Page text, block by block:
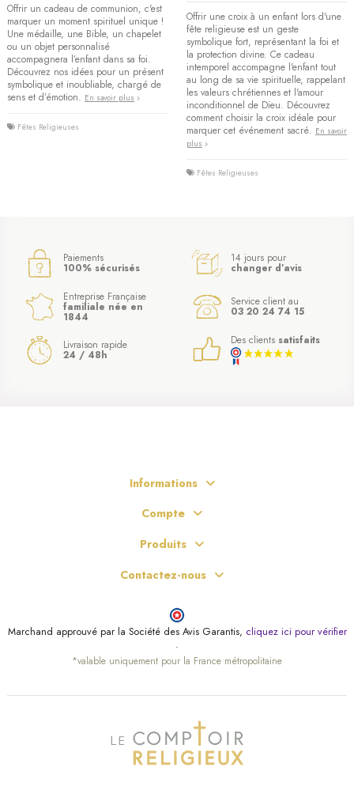
Offrir un cadeau de communion, c'est
marquer un moment spirituel unique !
Une médaille, une Bible, un chapelet
ou un objet personnalisé
accompagnera l’enfant dans sa foi.
Découvrez nos idées pour un présent
symbolique et inoubliable, chargé de
sens et d’émotion. En savoir plus
Fêtes Religieuses
Offrir une croix à un enfant lors d'une
fête religieuse est un geste
symbolique fort, représentant la foi et
la protection divine. Ce cadeau
intemporel accompagne l'enfant tout
au long de sa vie spirituelle, rappelant
les valeurs chrétiennes et l'amour
inconditionnel de Dieu. Découvrez
comment choisir la croix idéale pour
marquer cet événement sacré. En savoir
plus
Fêtes Religieuses
Paiements
100% sécurisés
14 jours pour
changer d’avis
Entreprise Française
familiale née en
1844
Service client au
03 20 24 74 15
Livraison rapide
24 / 48h
Des clients satisfaits
Informations
Compte
Produits
Contactez-nous
Marchand approuvé par la Société des Avis Garantis, cliquez ici pour vérifier
.
*valable uniquement pour la France métropolitaine